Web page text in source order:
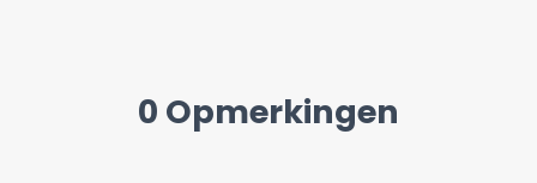
0 Opmerkingen